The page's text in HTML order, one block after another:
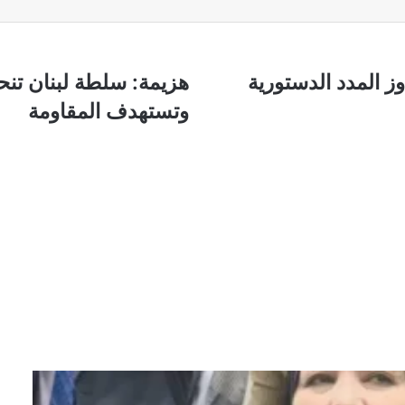
المدد الدستورية
هزيمة:
سلطة
لبنان
هزيمة: سلطة لبنان
وتستهدف المقاومة